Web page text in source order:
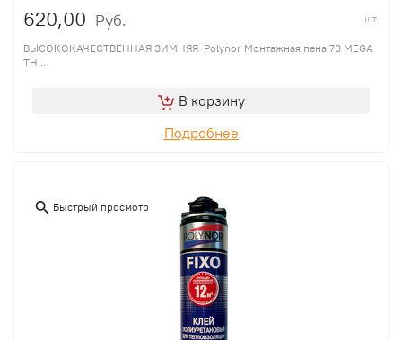
620,00 Руб. шт.
ВЫСОКОКАЧЕСТВЕННАЯ ЗИМНЯЯ Polynor Монтажная пена 70 MEGA
TH...
В корзину
Подробнее
Быстрый просмотр